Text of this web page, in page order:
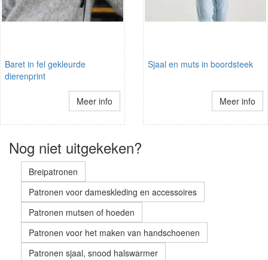
Baret in fel gekleurde
dierenprint
Meer info
Sjaal en muts in boordsteek
Meer info
Nog niet uitgekeken?
Breipatronen
Patronen voor dameskleding en accessoires
Patronen mutsen of hoeden
Patronen voor het maken van handschoenen
Patronen sjaal, snood halswarmer